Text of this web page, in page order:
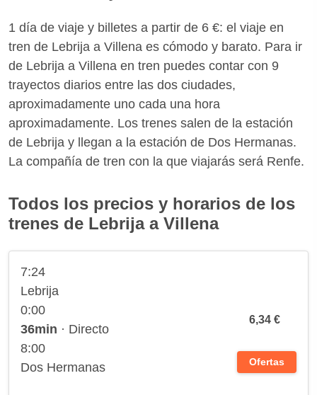
1 día de viaje y billetes a partir de 6 €: el viaje en
tren de Lebrija a Villena es cómodo y barato. Para ir
de Lebrija a Villena en tren puedes contar con 9
trayectos diarios entre las dos ciudades,
aproximadamente uno cada una hora
aproximadamente. Los trenes salen de la estación
de Lebrija y llegan a la estación de Dos Hermanas.
La compañía de tren con la que viajarás será Renfe.
Todos los precios y horarios de los
trenes de Lebrija a Villena
7:24
Lebrija
0:00
36min · Directo
8:00
Dos Hermanas
6,34 €
Ofertas